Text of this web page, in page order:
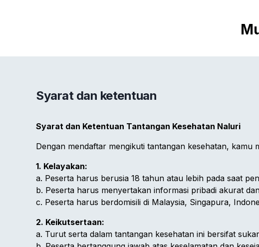
Syarat dan ketentuan
Syarat dan Ketentuan Tantangan Kesehatan Naluri
Dengan mendaftar mengikuti tantangan kesehatan, kamu
1. Kelayakan:
a. Peserta harus berusia 18 tahun atau lebih pada saat
b. Peserta harus menyertakan informasi pribadi akurat
c. Peserta harus berdomisili di Malaysia, Singapura,
2. Keikutsertaan:
a. Turut serta dalam tantangan kesehatan ini bersifat